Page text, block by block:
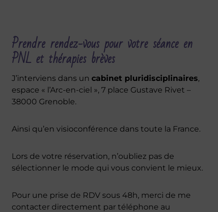
Prendre rendez-vous pour votre séance en
PNL et thérapies brèves
J’interviens dans un cabinet pluridisciplinaires,
espace « l’Arc-en-ciel », 7 place Gustave Rivet –
38000 Grenoble.
Ainsi qu’en visioconférence dans toute la France.
Lors de votre réservation, n’oubliez pas de
sélectionner le mode qui vous convient le mieux.
Pour une prise de RDV sous 48h, merci de me
contacter directement par téléphone au